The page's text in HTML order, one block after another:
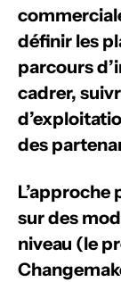
définir les
parcours
cadrer,
des
L’approche
sur des
niveau (le